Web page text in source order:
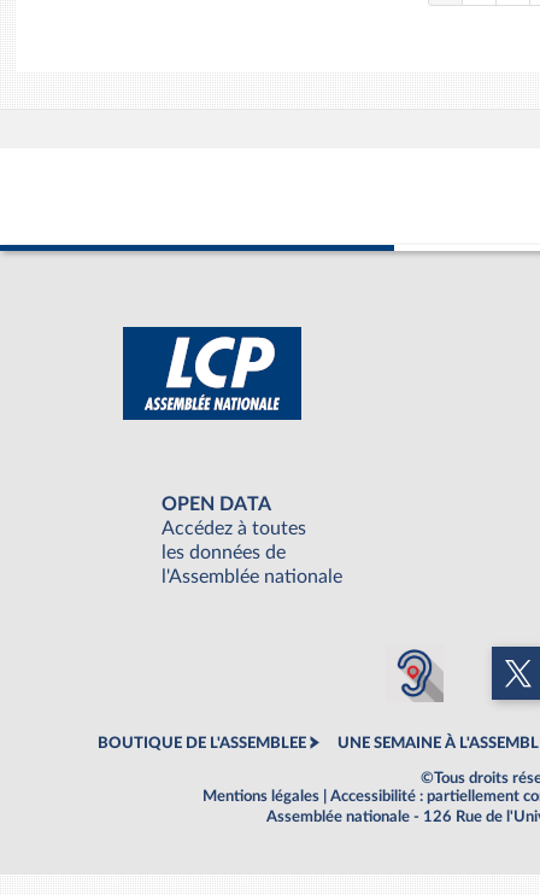
OPEN DATA
Accédez à toutes
les données de
l'Assemblée nationale
BOUTIQUE DE L'ASSEMBLEE UNE SEMAINE À
©Tous droits
Mentions légales
Accessibilité : partiellement
Assemblée nationale - 126 Rue de